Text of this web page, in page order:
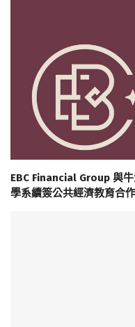
EBC Financial Group 與
學系續簽公共經濟教育合